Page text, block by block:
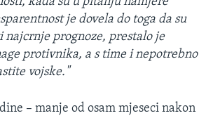
je dovela do toga da su
najcrnje prognoze, prestalo je
protivnika, a s time i nepotrebno
vojske."
– manje od osam mjeseci nakon